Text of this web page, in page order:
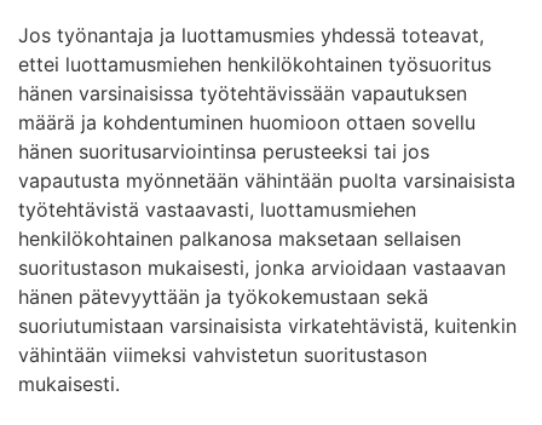
Jos työnantaja ja luottamusmies yhdessä toteavat,
ettei luottamusmiehen henkilökohtainen työsuoritus
hänen varsinaisissa työtehtävissään vapautuksen
määrä ja kohdentuminen huomioon ottaen sovellu
hänen suoritusarviointinsa perusteeksi tai jos
vapautusta myönnetään vähintään puolta varsinaisista
työtehtävistä vastaavasti, luottamusmiehen
henkilökohtainen palkanosa maksetaan sellaisen
suoritustason mukaisesti, jonka arvioidaan vastaavan
hänen pätevyyttään ja työkokemustaan sekä
suoriutumistaan varsinaisista virkatehtävistä, kuitenkin
vähintään viimeksi vahvistetun suoritustason
mukaisesti.